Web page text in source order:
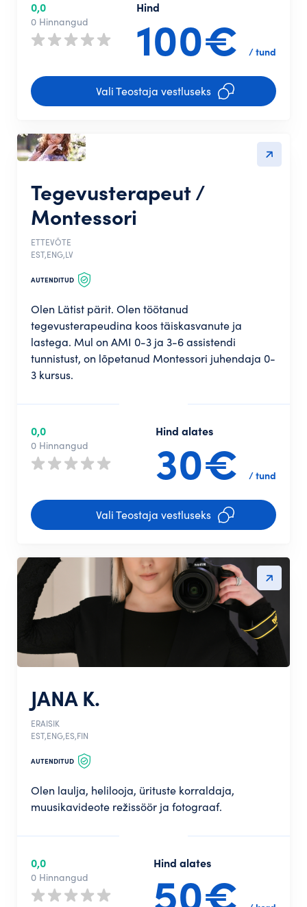
Vali Teostaja vestluseks
Hind
100€ / tund
0,0
0 Hinnangud
Tegevusterapeut /
Montessori
ETTEVÕTE
EST,ENG,LV
AUTENDITUD
Olen Lätist pärit. Olen töötanud
tegevusterapeudina koos täiskasvanute ja
lastega. Mul on AMI 0-3 ja 3-6 assistendi
tunnistust, on lõpetanud Montessori juhendaja 0-
3 kursus.
Vali Teostaja vestluseks
Hind alates
30€ / tund
0,0
0 Hinnangud
JANA K.
ERAISIK
EST,ENG,ES,FIN
AUTENDITUD
Olen laulja, helilooja, ürituste korraldaja,
muusikavideote režissöör ja fotograaf.
Hind alates
50€
0,0
0 Hinnangud